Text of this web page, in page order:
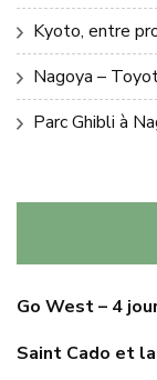
Kyoto, entre
Nagoya –
Parc Ghibli à
Go West – 4
Saint Cado et